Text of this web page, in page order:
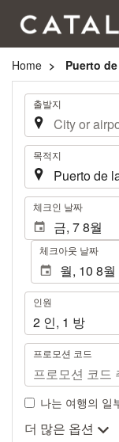
Home Puerto
여출발지
목적지
. 체크인 날짜
체크아웃 날짜
인
원
인원
2 인, 1 방
프로모션 코드
나는 여행의 일
더 많은 옵션